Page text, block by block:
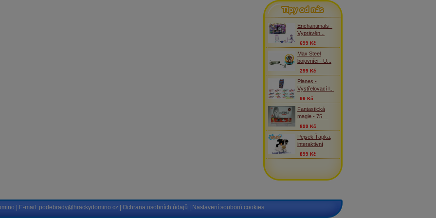
Tipy od nás
Enchantimals -
Vyprávěn...
699 Kč
Max Steel
bojovníci - U...
299 Kč
Planes -
Vystřelovací l...
99 Kč
Fantastická
magie - 75 ...
899 Kč
Pejsek Ťapka,
interaktivní
899 Kč
| E-mail: podebrady@hrackydomino.cz| Ochrana osobních údajů Nastavení souborů cookies